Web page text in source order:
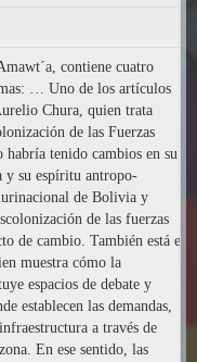
contiene cuatro
… Uno de los artículos
Chura, quien trata
de las Fuerzas
habría tenido cambios en su
y su espíritu antropo-
de Bolivia y
de las fuerzas
de cambio. También está el
muestra cómo la
espacios de debate y
establecen las demandas,
a través de
En ese sentido, las